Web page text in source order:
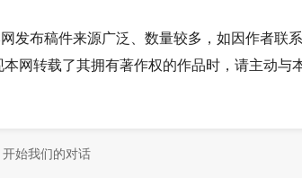
发布稿件来源广泛、数量较多，如因作者联
网转载了其拥有著作权的作品时，请主动与